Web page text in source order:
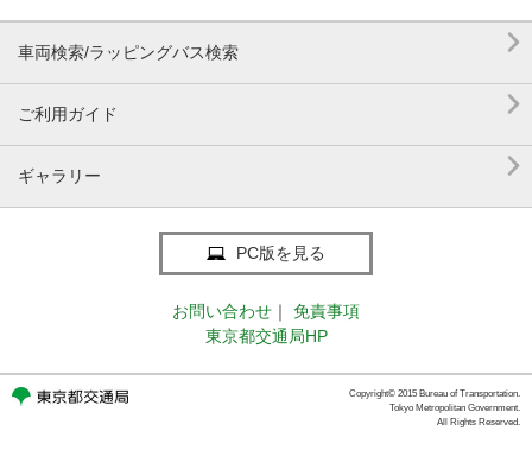
車両検索/ラッピングバス検索 
ご利用ガイド 
ギャラリー 
PC版を見る
お問い合わせ ｜
免責事項
東京都交通局HP
Copyright© 2015 Bureau of Transportation.
Tokyo Metropolitan Government.
All Rights Reserved.